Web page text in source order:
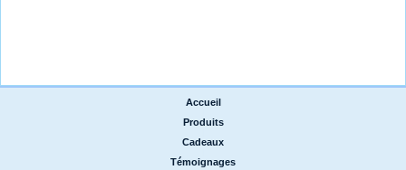
Accueil
Produits
Cadeaux
Témoignages